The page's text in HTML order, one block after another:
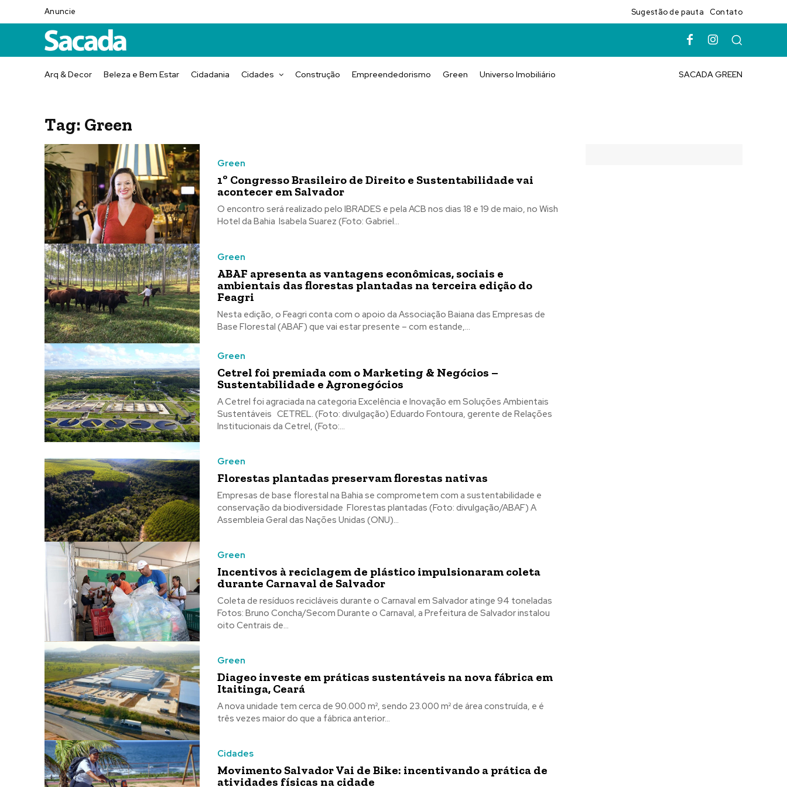
Anuncie Sugestão de pauta Contato
Arq & Decor Beleza e Bem Estar Cidadania Cidades Construção Empreendedorismo Green Universo Imobiliário SACADA GREEN
Tag: Green
Green
1º Congresso Brasileiro de Direito e Sustentabilidade vai
acontecer em Salvador
O encontro será realizado pelo IBRADES e pela ACB nos dias 18 e 19 de maio, no Wish
Hotel da Bahia Isabela Suarez (Foto: Gabriel...
Green
ABAF apresenta as vantagens econômicas, sociais e
ambientais das florestas plantadas na terceira edição do
Feagri
Nesta edição, o Feagri conta com o apoio da Associação Baiana das Empresas de
Base Florestal (ABAF) que vai estar presente – com estande,...
Green
Cetrel foi premiada com o Marketing & Negócios –
Sustentabilidade e Agronegócios
A Cetrel foi agraciada na categoria Excelência e Inovação em Soluções Ambientais
Sustentáveis CETREL. (Foto: divulgação) Eduardo Fontoura, gerente de Relações
Institucionais da Cetrel, (Foto:...
Green
Florestas plantadas preservam florestas nativas
Empresas de base florestal na Bahia se comprometem com a sustentabilidade e
conservação da biodiversidade Florestas plantadas (Foto: divulgação/ABAF) A
Assembleia Geral das Nações Unidas (ONU)...
Green
Incentivos à reciclagem de plástico impulsionaram coleta
durante Carnaval de Salvador
Coleta de resíduos recicláveis durante o Carnaval em Salvador atinge 94 toneladas
Fotos: Bruno Concha/Secom Durante o Carnaval, a Prefeitura de Salvador instalou
oito Centrais de...
Green
Diageo investe em práticas sustentáveis na nova fábrica em
Itaitinga, Ceará
A nova unidade tem cerca de 90.000 m², sendo 23.000 m² de área construída, e é
três vezes maior do que a fábrica anterior...
Cidades
Movimento Salvador Vai de Bike: incentivando a prática de
atividades físicas na cidade